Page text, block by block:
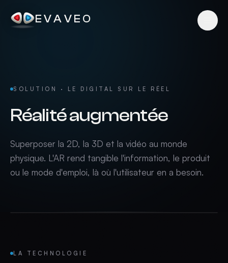
EVAVEO
SOLUTION · LE DIGITAL SUR LE RÉEL
Réalité augmentée
Superposer la 2D, la 3D et la vidéo au monde
physique. L'AR rend tangible l'information, le produit
ou le mode d'emploi, là où l'utilisateur en a besoin.
LA TECHNOLOGIE